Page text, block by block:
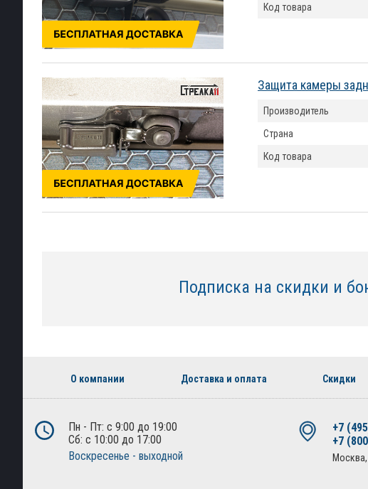
Код товара
Защита камеры
Производитель
Страна
Код товара
Подписка на скидки и
О компании Доставка и оплата Скидки
Пн - Пт: с 9:00 до 19:00
Сб: с 10:00 до 17:00
Воскресенье - выходной
+7
+7